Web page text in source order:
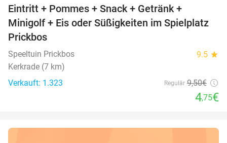
Eintritt + Pommes + Snack + Getränk +
Minigolf + Eis oder Süßigkeiten im Spielplatz
Prickbos
Speeltuin Prickbos 9.5 star
Kerkrade (7 km)
Verkauft: 1.323
Regulär 9,50€
4,75€